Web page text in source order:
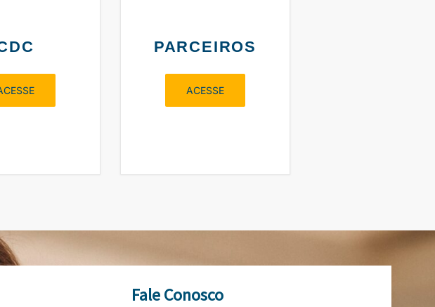
PARCEIROS
ACESSE
Fale Conosco